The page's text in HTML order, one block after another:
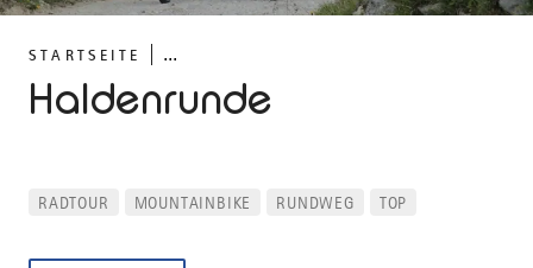
STARTSEITE ...
Haldenrunde
RADTOUR MOUNTAINBIKE RUNDWEG TOP